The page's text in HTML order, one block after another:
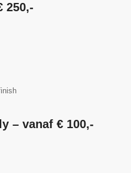
250,-
– vanaf € 100,-